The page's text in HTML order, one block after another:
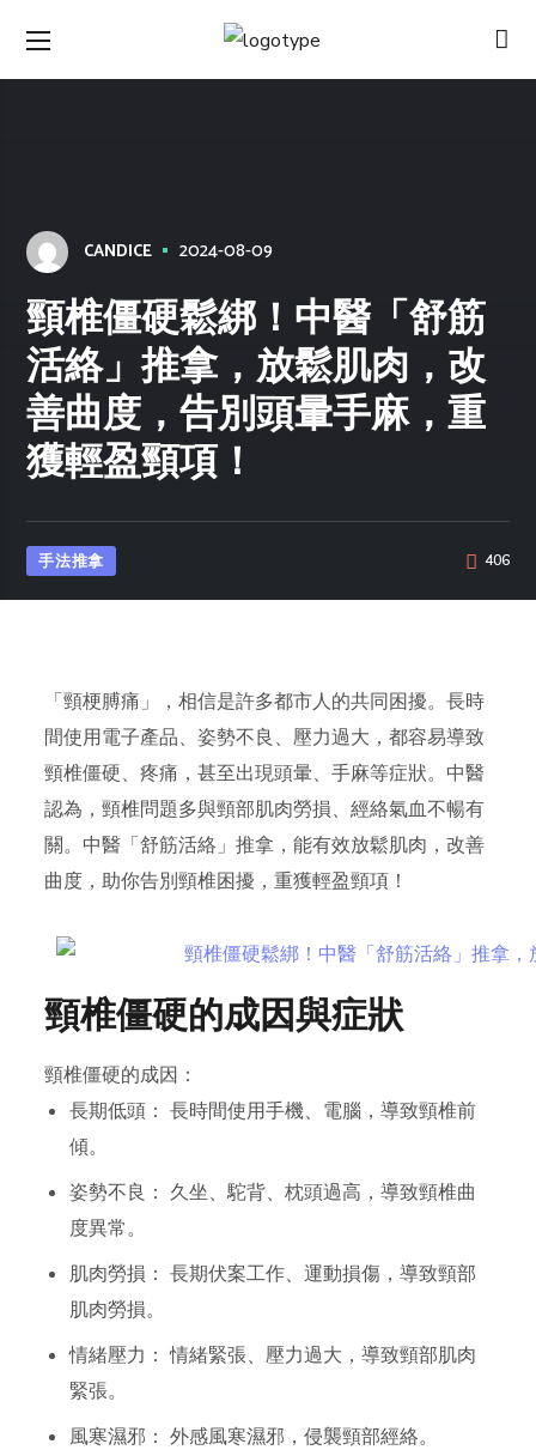
CANDICE 2024-08-09
頸椎僵硬鬆綁！中醫「舒筋
活絡」推拿，放鬆肌肉，改
善曲度，告別頭暈手麻，重
獲輕盈頸項！
手法推拿 406
「頸梗膊痛」，相信是許多都市人的共同困擾。長時
間使用電子產品、姿勢不良、壓力過大，都容易導致
頸椎僵硬、疼痛，甚至出現頭暈、手麻等症狀。中醫
認為，頸椎問題多與頸部肌肉勞損、經絡氣血不暢有
關。中醫「舒筋活絡」推拿，能有效放鬆肌肉，改善
曲度，助你告別頸椎困擾，重獲輕盈頸項！
頸椎僵硬的成因與症狀
頸椎僵硬的成因：
長期低頭： 長時間使用手機、電腦，導致頸椎前
傾。
姿勢不良： 久坐、駝背、枕頭過高，導致頸椎曲
度異常。
肌肉勞損： 長期伏案工作、運動損傷，導致頸部
肌肉勞損。
情緒壓力： 情緒緊張、壓力過大，導致頸部肌肉
緊張。
風寒濕邪： 外感風寒濕邪，侵襲頸部經絡。